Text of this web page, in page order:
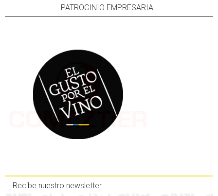
PATROCINIO EMPRESARIAL
Recibe nuestro newsletter